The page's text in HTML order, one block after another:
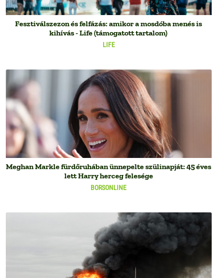
LIFE
Fesztiválszezon és felfázás: amikor a mosdóba menés is
kihívás - Life (támogatott tartalom)
BORSONLINE
Meghan Markle fürdőruhában ünnepelte szülinapját: 45 éves
lett Harry herceg felesége